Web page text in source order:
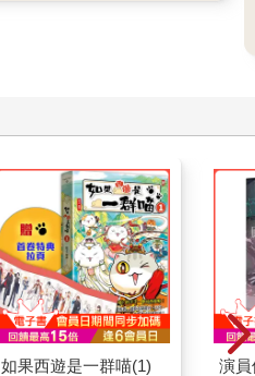
如果西遊是一群喵(1)
演